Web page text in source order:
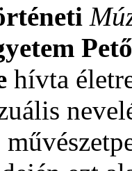
hívta